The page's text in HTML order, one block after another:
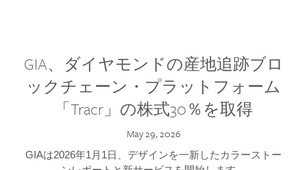
GIA、ダイヤモンドの産地追跡ブロ
ックチェーン・プラットフォーム
「Tracr」の株式30％を取得
May 29, 2026
GIAは2026年1月1日、デザインを一新したカラーストー